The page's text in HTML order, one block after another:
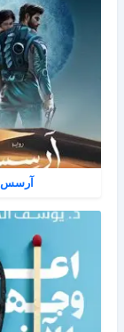
آرسس